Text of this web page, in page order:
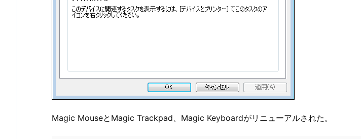
Magic MouseとMagic Trackpad、Magic Keyboardがリニューアルされた。